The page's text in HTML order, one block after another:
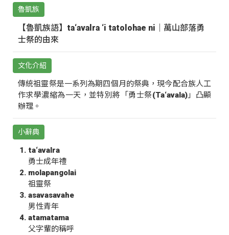
魯凱族
【魯凱族語】ta‘avalra ‘i tatolohae ni｜萬山部落勇
士祭的由來
文化介紹
傳統祖靈祭是一系列為期四個月的祭典，現今配合族人工
作求學濃縮為一天，並特別將「勇士祭(Ta‘avala)」凸顯
辦理。
小辭典
ta‘avalra
勇士成年禮
molapangolai
祖靈祭
asavasavahe
男性青年
atamatama
父字輩的稱呼